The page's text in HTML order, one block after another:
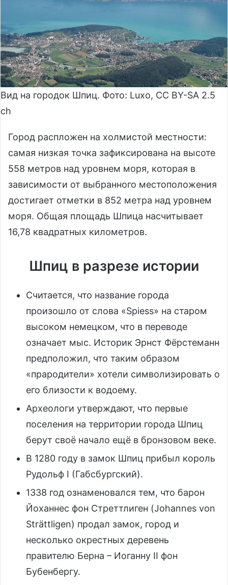
Вид на городок Шпиц. Фото: Luxo, CC BY-SA 2.5
ch
Город распложен на холмистой местности:
самая низкая точка зафиксирована на высоте
558 метров над уровнем моря, которая в
зависимости от выбранного местоположения
достигает отметки в 852 метра над уровнем
моря. Общая площадь Шпица насчитывает
16,78 квадратных километров.
Шпиц в разрезе истории
Считается, что название города
произошло от слова «Spiess» на старом
высоком немецком, что в переводе
означает мыс. Историк Эрнст Фёрстеманн
предположил, что таким образом
«прародители» хотели символизировать о
его близости к водоему.
Археологи утверждают, что первые
поселения на территории города Шпиц
берут своё начало ещё в бронзовом веке.
В 1280 году в замок Шпиц прибыл король
Рудольф I (Габсбургский).
1338 год ознаменовался тем, что барон
Йоханнес фон Стреттлиген (Johannes von
Strättligen) продал замок, город и
несколько окрестных деревень
правителю Берна – Иоганну II фон
Бубенбергу.